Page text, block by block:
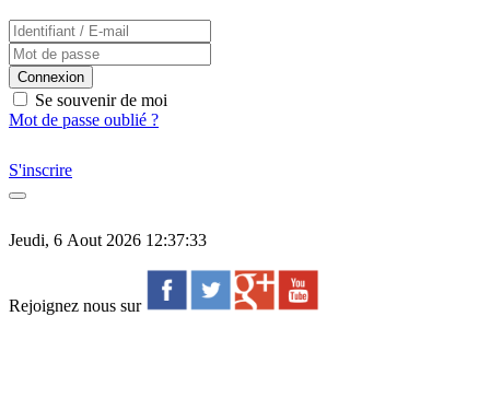
Connexion
Se souvenir de moi
Mot de passe oublié ?
S'inscrire
Jeudi, 6 Aout 2026 12:37:33
Rejoignez nous sur